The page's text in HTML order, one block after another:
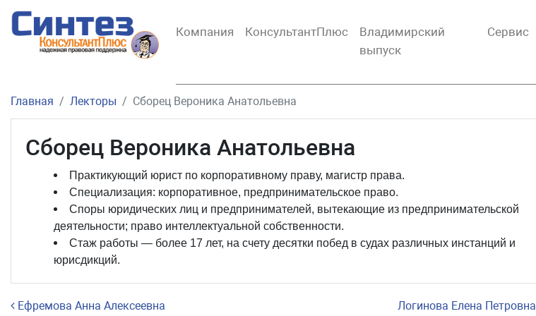
Компания КонсультантПлюс
Владимирский
выпуск
Сервис
Главная Лекторы Сборец Вероника Анатольевна
Сборец Вероника Анатольевна
Практикующий юрист по корпоративному праву, магистр права.
Специализация: корпоративное, предпринимательское право.
Споры юридических лиц и предпринимателей, вытекающие из предпринимательской
деятельности; право интеллектуальной собственности.
Стаж работы — более 17 лет, на счету десятки побед в судах различных инстанций и
юрисдикций.
Навигация по записям
Ефремова Анна Алексеевна Логинова Елена Петровна